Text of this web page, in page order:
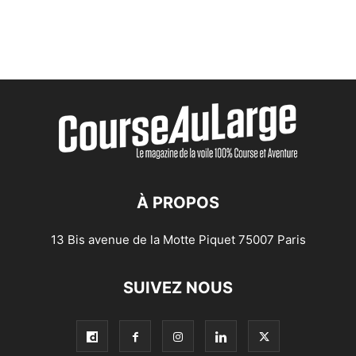
À PROPOS
13 Bis avenue de la Motte Piquet 75007 Paris
SUIVEZ NOUS